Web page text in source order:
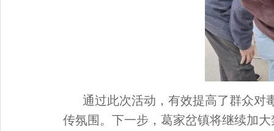
通过此次活动，有效提高了群众对
传氛围。下一步，葛家岔镇将继续加